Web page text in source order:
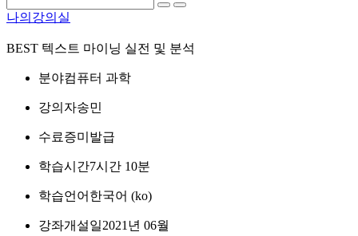
나의강의실
BEST 텍스트 마이닝 실전 및 분석
분야컴퓨터 과학
강의자송민
수료증미발급
학습시간7시간 10분
학습언어 한국어 ‎(ko)‎
강좌개설일2021년 06월